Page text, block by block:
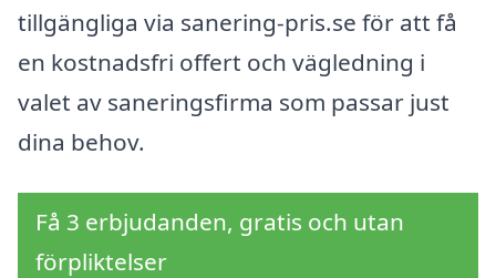
tillgängliga via sanering-pris.se för att få
en kostnadsfri offert och vägledning i
valet av saneringsfirma som passar just
dina behov.
Få 3 erbjudanden, gratis och utan
förpliktelser